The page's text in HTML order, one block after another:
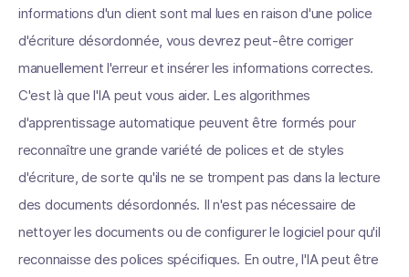
informations d'un client sont mal lues en raison d'une police
d'écriture désordonnée, vous devrez peut-être corriger
manuellement l'erreur et insérer les informations correctes.
C'est là que l'IA peut vous aider. Les algorithmes
d'apprentissage automatique peuvent être formés pour
reconnaître une grande variété de polices et de styles
d'écriture, de sorte qu'ils ne se trompent pas dans la lecture
des documents désordonnés. Il n'est pas nécessaire de
nettoyer les documents ou de configurer le logiciel pour qu'il
reconnaisse des polices spécifiques. En outre, l'IA peut être